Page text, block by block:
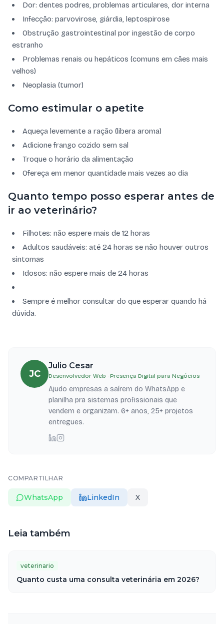
Dor: dentes podres, problemas articulares, dor interna
Infecção: parvovirose, giárdia, leptospirose
Obstrução gastrointestinal por ingestão de corpo
estranho
Problemas renais ou hepáticos (comuns em cães mais
velhos)
Neoplasia (tumor)
Como estimular o apetite
Aqueça levemente a ração (libera aroma)
Adicione frango cozido sem sal
Troque o horário da alimentação
Ofereça em menor quantidade mais vezes ao dia
Quanto tempo posso esperar antes de
ir ao veterinário?
Filhotes: não espere mais de 12 horas
Adultos saudáveis: até 24 horas se não houver outros
sintomas
Idosos: não espere mais de 24 horas
Sempre é melhor consultar do que esperar quando há
dúvida.
JC
Julio Cesar
Desenvolvedor Web · Presença Digital para Negócios
Ajudo empresas a saírem do WhatsApp e
planilha pra sistemas profissionais que
vendem e organizam. 6+ anos, 25+ projetos
entregues.
COMPARTILHAR
WhatsApp LinkedIn X
Leia também
veterinario
Quanto custa uma consulta veterinária em 2026?